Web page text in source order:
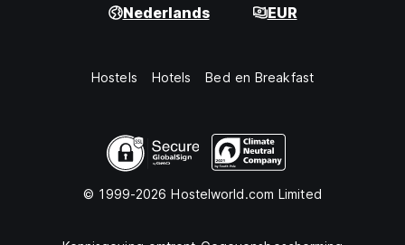
Nederlands EUR
Hostels Hotels Bed en Breakfast
© 1999-2026 Hostelworld.com Limited